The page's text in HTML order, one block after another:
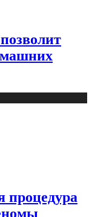
процедура